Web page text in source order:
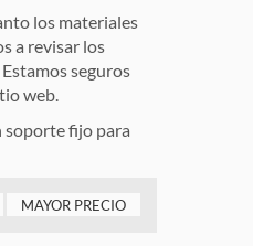
los materiales
a revisar los
seguros
web.
soporte fijo para
MAYOR PRECIO